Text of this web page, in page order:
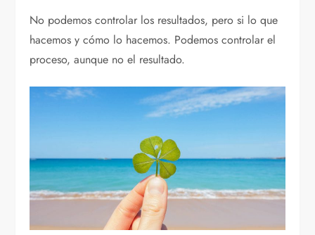
No podemos controlar los resultados, pero si lo que
hacemos y cómo lo hacemos. Podemos controlar el
proceso, aunque no el resultado.